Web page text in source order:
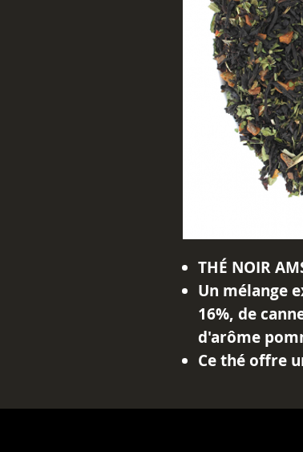
THÉ NOIR
Un mélange
16%, de
d'arôme
Ce thé offre
Pour en
de laisser